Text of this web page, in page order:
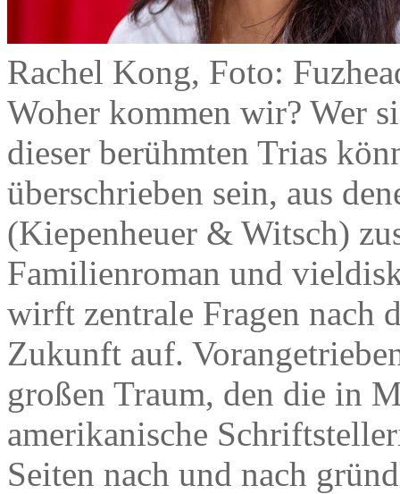
Rachel Kong, Foto:
Woher kommen wir? Wer
dieser berühmten Trias
überschrieben sein, aus
(Kiepenheuer & Witsch)
Familienroman und
wirft zentrale Fragen nach
Zukunft auf.
großen Traum, den die in
amerikanische
Seiten nach und nach